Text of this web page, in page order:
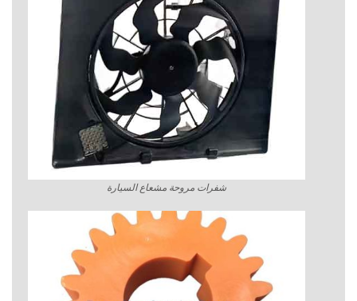
شفرات مروحة مشعاع السيارة